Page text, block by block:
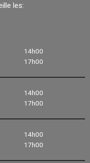
les:
14h00
17h00
14h00
17h00
14h00
17h00